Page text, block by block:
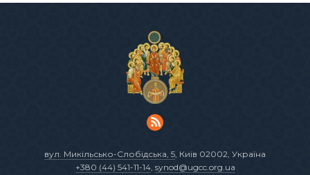
вул. Микільсько-Слобідська, 5 , Київ 02002, Україна
+380 (44) 541-11-14, synod@ugcc.org.ua